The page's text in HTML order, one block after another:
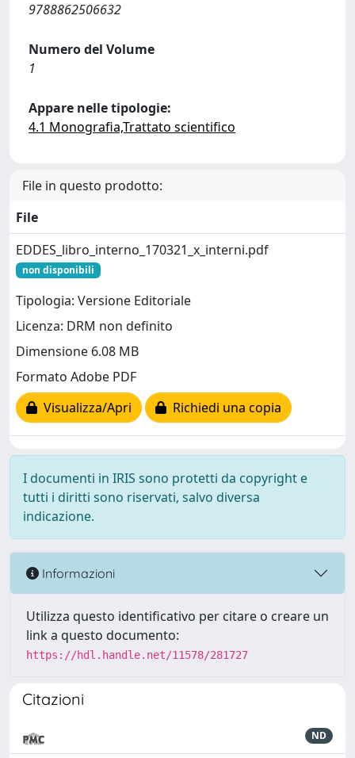
9788862506632
Numero del Volume
1
Appare nelle tipologie:
4.1 Monografia,Trattato scientifico
File in questo prodotto:
File
EDDES_libro_interno_170321_x_interni.pdf
non disponibili
Tipologia: Versione Editoriale
Licenza: DRM non definito
Dimensione 6.08 MB
Formato Adobe PDF
Visualizza/Apri
Richiedi una copia
I documenti in IRIS sono protetti da copyright e
tutti i diritti sono riservati, salvo diversa
indicazione.
Informazioni
Utilizza questo identificativo per citare o creare un
link a questo documento:
https://hdl.handle.net/11578/281727
Citazioni
ND